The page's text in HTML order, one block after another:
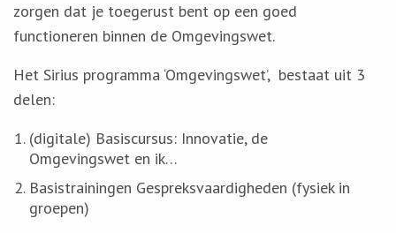
zorgen dat je toegerust bent op een goed
functioneren binnen de Omgevingswet.
Het Sirius programma ‘Omgevingswet’, bestaat uit 3
delen:
(digitale) Basiscursus: Innovatie, de
Omgevingswet en ik…
Basistrainingen Gespreksvaardigheden (fysiek in
groepen)